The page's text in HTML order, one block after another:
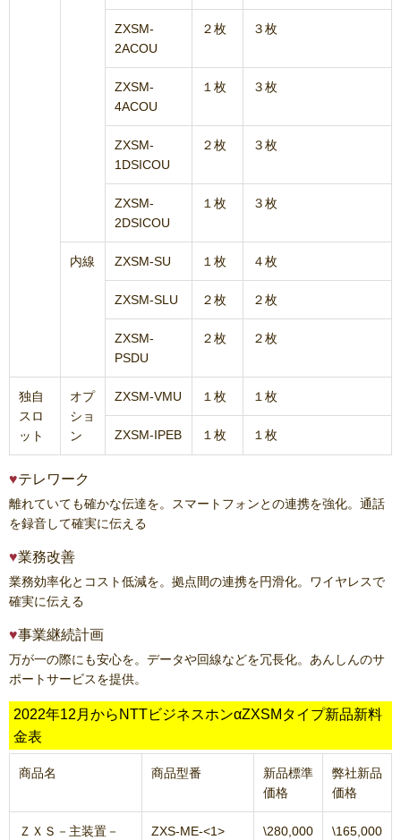
ZXSM-
2ACOU
２枚 ３枚
ZXSM-
4ACOU
１枚 ３枚
ZXSM-
1DSICOU
２枚 ３枚
ZXSM-
2DSICOU
１枚 ３枚
内線 ZXSM-SU １枚 ４枚
ZXSM-SLU ２枚 ２枚
ZXSM-
PSDU
２枚 ２枚
独自
スロ
ット
オプ
ショ
ン
ZXSM-VMU １枚 １枚
ZXSM-IPEB １枚 １枚
テレワーク
離れていても確かな伝達を。スマートフォンとの連携を強化。通話
を録音して確実に伝える
業務改善
業務効率化とコスト低減を。拠点間の連携を円滑化。ワイヤレスで
確実に伝える
事業継続計画
万が一の際にも安心を。データや回線などを冗長化。あんしんのサ
ポートサービスを提供。
2022年12月からNTTビジネスホンαZXSMタイプ新品新料
金表
商品名 商品型番
新品標準
価格
弊社新品
価格
ＺＸＳ－主装置－
ZXS-ME-<1> \280,000 \165,000